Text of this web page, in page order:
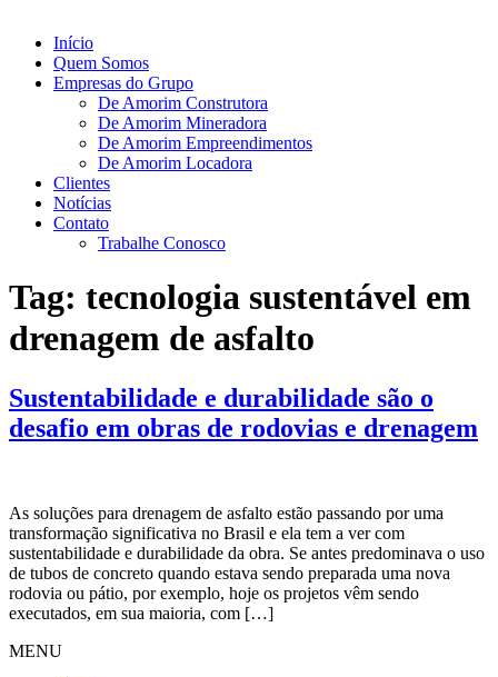
Início
Quem Somos
Empresas do Grupo
De Amorim Construtora
De Amorim Mineradora
De Amorim Empreendimentos
De Amorim Locadora
Clientes
Notícias
Contato
Trabalhe Conosco
Tag: tecnologia sustentável em
drenagem de asfalto
Sustentabilidade e durabilidade são o
desafio em obras de rodovias e drenagem
As soluções para drenagem de asfalto estão passando por uma
transformação significativa no Brasil e ela tem a ver com
sustentabilidade e durabilidade da obra. Se antes predominava o uso
de tubos de concreto quando estava sendo preparada uma nova
rodovia ou pátio, por exemplo, hoje os projetos vêm sendo
executados, em sua maioria, com […]
MENU